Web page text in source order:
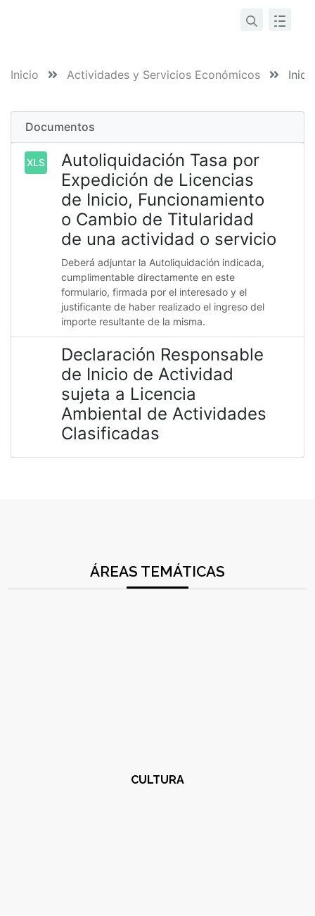
Inicio Actividades y Servicios Económicos
Documentos
XLS
Autoliquidación Tasa por
Expedición de Licencias
de Inicio, Funcionamiento
o Cambio de Titularidad
de una actividad o servicio
Deberá adjuntar la Autoliquidación indicada,
cumplimentable directamente en este
formulario, firmada por el interesado y el
justificante de haber realizado el ingreso del
importe resultante de la misma.
Declaración Responsable
de Inicio de Actividad
sujeta a Licencia
Ambiental de Actividades
Clasificadas
ÁREAS TEMÁTICAS
CULTURA